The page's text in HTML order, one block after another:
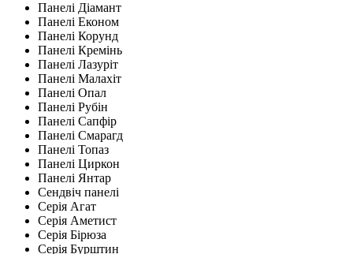
Панелі Діамант
Панелі Економ
Панелі Корунд
Панелі Кремінь
Панелі Лазуріт
Панелі Малахіт
Панелі Опал
Панелі Рубін
Панелі Сапфір
Панелі Смарагд
Панелі Топаз
Панелі Циркон
Панелі Янтар
Сендвіч панелі
Серія Агат
Серія Аметист
Серія Бірюза
Серія Бурштин